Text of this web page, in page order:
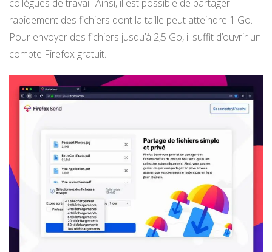
collègues de travail. Ainsi, il est possible de partager
rapidement des fichiers dont la taille peut atteindre 1 Go.
Pour envoyer des fichiers jusqu’à 2,5 Go, il suffit d’ouvrir un
compte Firefox gratuit.